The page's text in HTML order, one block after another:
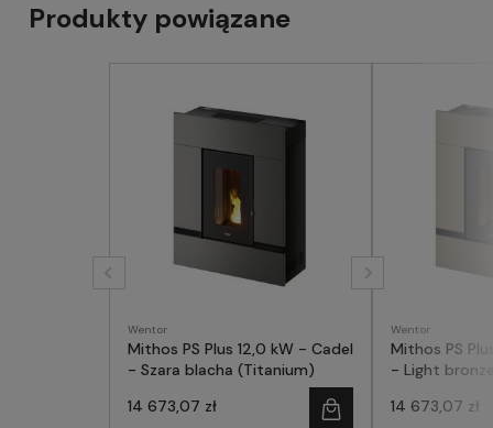
Produkty powiązane
Wentor
Mithos PS Plus 12,0 kW - Cadel
- Szara blacha (Titanium)
14 673,07 zł
Wentor
Mithos PS
- Light
14 673,07 zł